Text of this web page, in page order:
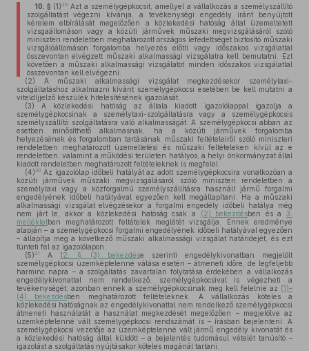
10. § (1) 29 Azt a személygépkocsit, amellyel a vállalkozás a személyszállító
szolgáltatást végezni kívánja, a tevékenységi engedély iránt benyújtott
kérelem elbírálását megelőzően a közlekedési hatóság által üzemeltetett
vizsgaállomáson vagy a közúti járművek műszaki megvizsgálásáról szóló
miniszteri rendeletben meghatározott országos lefedettséget biztosító műszaki
vizsgálóállomáson forgalomba helyezés előtti vagy időszakos vizsgálattal
összevontan elvégzett műszaki alkalmassági vizsgálatra kell bemutatni. Ezt
követően a műszaki alkalmassági vizsgálatot minden időszakos vizsgálattal
összevontan kell elvégezni.
(2) A műszaki alkalmassági vizsgálat megkezdésekor személytaxi-
szolgáltatáshoz alkalmazni kívánt személygépkocsi esetében be kell mutatni a
viteldíjjelző készülék hitelesítésének igazolását.
(3) A közlekedési hatóság az általa kiadott igazolólappal igazolja a
személygépkocsinak a személytaxi-szolgáltatásra vagy a személygépkocsis
személyszállító szolgáltatásra való alkalmasságát. A személygépkocsi abban az
esetben minősíthető alkalmasnak, ha a közúti járművek forgalomba
helyezésének és forgalomban tartásának műszaki feltételeiről szóló miniszteri
rendeletben meghatározott üzemeltetési és műszaki feltételeken kívül az e
rendeletben, valamint a működési területen hatályos, a helyi önkormányzat által
kiadott rendeletben meghatározott feltételeknek is megfelel.
(4) 30 Az igazolólap időbeli hatályát az adott személygépkocsira vonatkozóan a
közúti járművek műszaki megvizsgálásáról szóló miniszteri rendeletben a
személytaxi vagy a közforgalmú személyszállításra használt jármű forgalmi
engedélyének időbeli hatályával egyezően kell megállapítani. Ha a műszaki
alkalmassági vizsgálat elvégzésekor a forgalmi engedély időbeli hatálya még
nem járt le, akkor a közlekedési hatóság csak a
(2) bekezdésben és a3.
mellékletben meghatározott feltételek meglétét vizsgálja. Ennek eredménye
alapján – a személygépkocsi forgalmi engedélyének időbeli hatályával egyezően
– állapítja meg a következő műszaki alkalmassági vizsgálat határidejét, és ezt
tünteti fel az igazolólapon.
(5) 31 A12. § (3) bekezdése szerinti engedélykivonatban megjelölt
személygépkocsi üzemképtelenné válása esetén – átmeneti időre, de legfeljebb
harminc napra – a szolgáltatás zavartalan folytatása érdekében a vállalkozás
engedélykivonattal nem rendelkező, személygépkocsival is végezheti a
tevékenységét; azonban ennek a személygépkocsinak meg kell felelnie az (1)–
(4) bekezdésben meghatározott feltételeknek. A vállalkozás köteles a
közlekedési hatóságnak az engedélykivonattal nem rendelkező személygépkocsi
átmeneti használatát a használat megkezdését megelőzően – megjelölve az
üzemképtelenné vált személygépkocsi rendszámát is – írásban bejelenteni. A
személygépkocsi vezetője az üzemképtelenné vált jármű engedély kivonatát és
a közlekedési hatóság által küldött – a bejelentés tudomásul vételét tanúsító –
igazolást a szolgáltatás nyújtásakor köteles magánál tartani.